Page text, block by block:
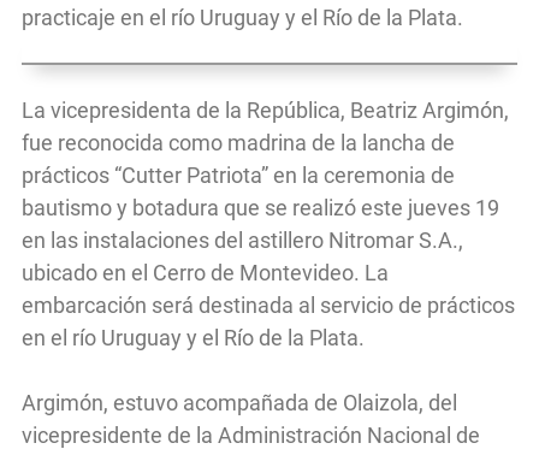
practicaje en el río Uruguay y el Río de la Plata.
La vicepresidenta de la República, Beatriz Argimón,
fue reconocida como madrina de la lancha de
prácticos “Cutter Patriota” en la ceremonia de
bautismo y botadura que se realizó este jueves 19
en las instalaciones del astillero Nitromar S.A.,
ubicado en el Cerro de Montevideo. La
embarcación será destinada al servicio de prácticos
en el río Uruguay y el Río de la Plata.
Argimón, estuvo acompañada de Olaizola, del
vicepresidente de la Administración Nacional de